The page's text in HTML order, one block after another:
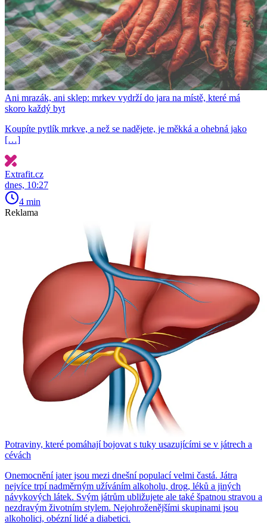
Ani mrazák, ani sklep: mrkev vydrží do jara na místě, které má
skoro každý byt
Koupíte pytlík mrkve, a než se nadějete, je měkká a ohebná jako
[…]
Extrafit.cz
dnes, 10:27
4 min
Reklama
Potraviny, které pomáhají bojovat s tuky usazujícími se v játrech a
cévách
Onemocnění jater jsou mezi dnešní populací velmi častá. Játra
nejvíce trpí nadměrným užíváním alkoholu, drog, léků a jiných
návykových látek. Svým játrům ubližujete ale také špatnou stravou a
nezdravým životním stylem. Nejohroženějšími skupinami jsou
alkoholici, obézní lidé a diabetici.